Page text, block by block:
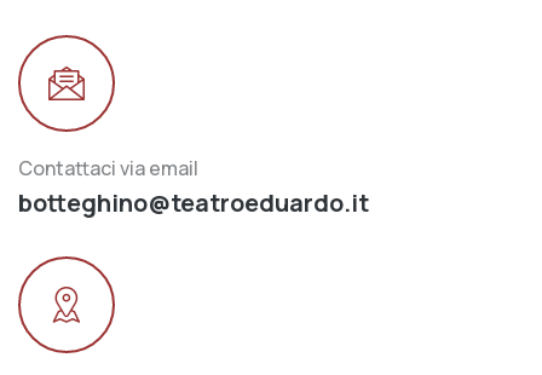
Contattaci via email
botteghino@teatroeduardo.it